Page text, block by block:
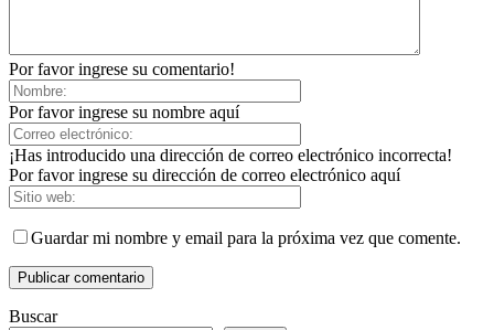
Por favor ingrese su comentario!
Por favor ingrese su nombre aquí
¡Has introducido una dirección de correo electrónico incorrecta!
Por favor ingrese su dirección de correo electrónico aquí
Guardar mi nombre y email para la próxima vez que comente.
Buscar